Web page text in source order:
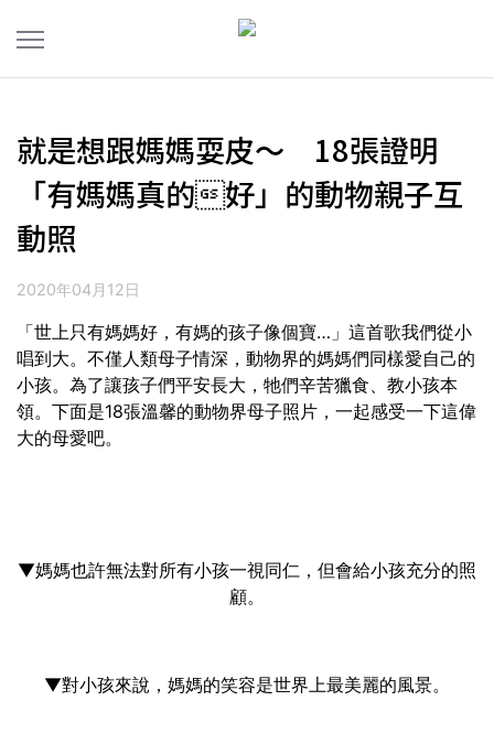
就是想跟媽媽耍皮～ 18張證明
「有媽媽真的好」的動物親子互
動照
2020年04月12日
「世上只有媽媽好，有媽的孩子像個寶…」這首歌我們從小
唱到大。不僅人類母子情深，動物界的媽媽們同樣愛自己的
小孩。為了讓孩子們平安長大，牠們辛苦獵食、教小孩本
領。下面是18張溫馨的動物界母子照片，一起感受一下這偉
大的母愛吧。
▼媽媽也許無法對所有小孩一視同仁，但會給小孩充分的照
顧。
▼對小孩來說，媽媽的笑容是世界上最美麗的風景。